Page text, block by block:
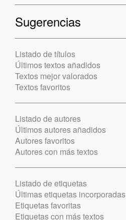
Sugerencias
Listado de títulos
Últimos textos añadidos
Textos mejor valorados
Textos favoritos
Listado de autores
Últimos autores añadidos
Autores favoritos
Autores con más textos
Listado de etiquetas
Últimas etiquetas incorporadas
Etiquetas favoritas
Etiquetas con más textos